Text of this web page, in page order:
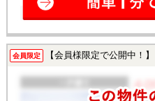
会員限定 【会員様限定で公開中！】